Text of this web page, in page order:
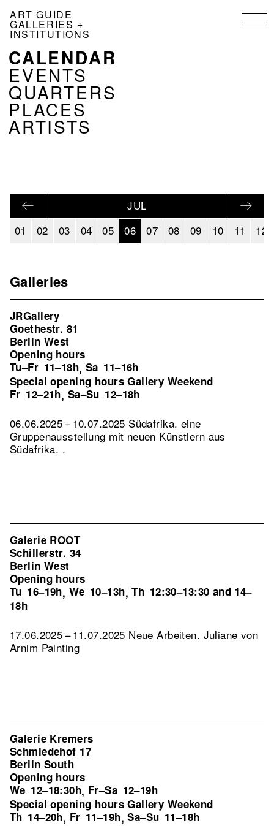
main
ART GUIDE
GALLERIES +
INSTITUTIONS
NAVIGATION
KALENDER
EN
CALENDAR
EVENTS
QUARTERS
PLACES
ARTISTS
JUL
01
02 03 04 05 06 07 08 09 10 11 12
Galleries
JRGallery
Goethestr. 81
Berlin West
Opening hours
Tu–Fr 11–18h, Sa 11–16h
Special opening hours Gallery Weekend
Fr 12–21h, Sa–Su 12–18h
06.06.2025 – 10.07.2025 Südafrika. eine
Gruppenausstellung mit neuen Künstlern aus
Südafrika. .
Galerie ROOT
Schillerstr. 34
Berlin West
Opening hours
Tu 16–19h, We 10–13h,Th 12:30–13:30 and 14–
18h
17.06.2025 – 11.07.2025 Neue Arbeiten. Juliane von
Arnim Painting
Galerie Kremers
Schmiedehof 17
Berlin South
Opening hours
We 12–18:30h, Fr–Sa 12–19h
Special opening hours Gallery Weekend
Th 14–20h, Fr 11–19h,Sa–Su 11–18h